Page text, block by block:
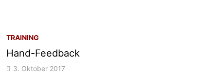
TRAINING
Hand-Feedback
3. Oktober 2017